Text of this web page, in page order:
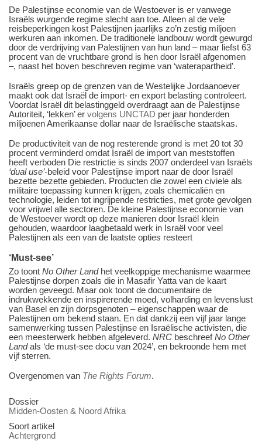
De Palestijnse economie van de Westoever is er vanwege
Israëls wurgende regime slecht aan toe. Alleen al de vele
reisbeperkingen kost Palestijnen jaarlijks zo’n zestig miljoen
werkuren aan inkomen. De traditionele landbouw wordt gewurgd
door de verdrijving van Palestijnen van hun land – maar liefst 63
procent van de vruchtbare grond is hen door Israël afgenomen
–, naast het boven beschreven regime van ‘waterapartheid’.
Israëls greep op de grenzen van de Westelijke Jordaanoever
maakt ook dat Israël de import- en export belasting controleert.
Voordat Israël dit belastinggeld overdraagt aan de Palestijnse
Autoriteit, ‘lekken’ er volgens UNCTAD per jaar honderden
miljoenen Amerikaanse dollar naar de Israëlische staatskas.
De productiviteit van de nog resterende grond is met 20 tot 30
procent verminderd omdat Israël de import van meststoffen
heeft verboden Die restrictie is sinds 2007 onderdeel van Israëls
‘dual use’-beleid voor Palestijnse import naar de door Israël
bezette bezette gebieden. Producten die zowel een civiele als
militaire toepassing kunnen krijgen, zoals chemicaliën en
technologie, leiden tot ingrijpende restricties, met grote gevolgen
voor vrijwel alle sectoren. De kleine Palestijnse economie van
de Westoever wordt op deze manieren door Israël klein
gehouden, waardoor laagbetaald werk in Israël voor veel
Palestijnen als een van de laatste opties resteert
‘Must-see’
Zo toont No Other Land het veelkoppige mechanisme waarmee
Palestijnse dorpen zoals die in Masafir Yatta van de kaart
worden geveegd. Maar ook toont de documentaire de
indrukwekkende en inspirerende moed, volharding en levenslust
van Basel en zijn dorpsgenoten – eigenschappen waar de
Palestijnen om bekend staan. En dat dankzij een vijf jaar lange
samenwerking tussen Palestijnse en Israëlische activisten, die
een meesterwerk hebben afgeleverd. NRC beschreefNo Other
Landals ‘de must-see docu van 2024’, en bekroonde hem met
vijf sterren.
Overgenomen van The Rights Forum.
Dossier
Midden-Oosten & Noord Afrika
Soort artikel
Achtergrond